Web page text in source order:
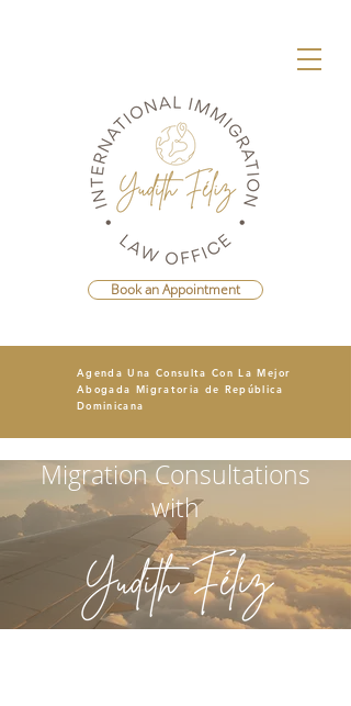
Book an Appointment
Agenda Una Consulta Con La Mejor
Abogada Migratoria de República
Dominicana
Migration Consultations
with